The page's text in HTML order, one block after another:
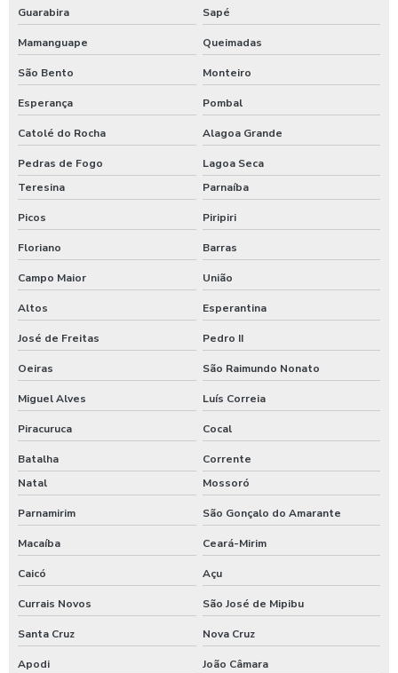
Guarabira Sapé
Mamanguape Queimadas
São Bento Monteiro
Esperança Pombal
Catolé do Rocha Alagoa Grande
Pedras de Fogo
Lagoa Seca
Teresina
Parnaíba
Picos Piripiri
Floriano Barras
Campo Maior União
Altos Esperantina
José de Freitas Pedro II
Oeiras São Raimundo Nonato
Miguel Alves Luís Correia
Piracuruca Cocal
Batalha
Corrente
Natal
Mossoró
Parnamirim São Gonçalo do Amarante
Macaíba Ceará-Mirim
Caicó Açu
Currais Novos São José de Mipibu
Santa Cruz Nova Cruz
Apodi João Câmara